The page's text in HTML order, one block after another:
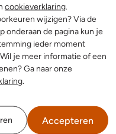
cookieverklaring
wijzigen? Via de
onderaan de pagina kun je
ieder moment
je meer informatie of een
Ga naar onze
Accepteren
-20%
Lyle